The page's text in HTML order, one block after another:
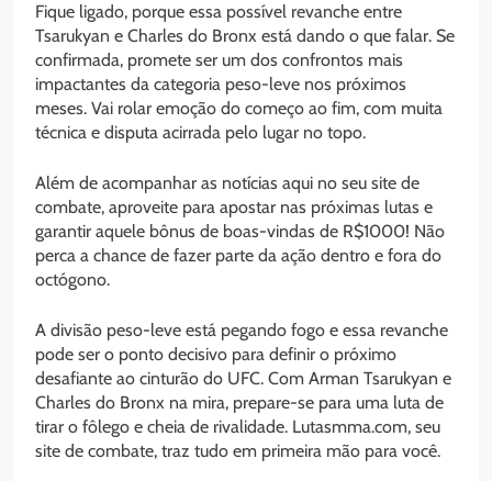
Fique ligado, porque essa possível revanche entre
Tsarukyan e Charles do Bronx está dando o que falar. Se
confirmada, promete ser um dos confrontos mais
impactantes da categoria peso-leve nos próximos
meses. Vai rolar emoção do começo ao fim, com muita
técnica e disputa acirrada pelo lugar no topo.
Além de acompanhar as notícias aqui no seu site de
combate, aproveite para apostar nas próximas lutas e
garantir aquele bônus de boas-vindas de R$1000! Não
perca a chance de fazer parte da ação dentro e fora do
octógono.
A divisão peso-leve está pegando fogo e essa revanche
pode ser o ponto decisivo para definir o próximo
desafiante ao cinturão do UFC. Com Arman Tsarukyan e
Charles do Bronx na mira, prepare-se para uma luta de
tirar o fôlego e cheia de rivalidade. Lutasmma.com, seu
site de combate, traz tudo em primeira mão para você.